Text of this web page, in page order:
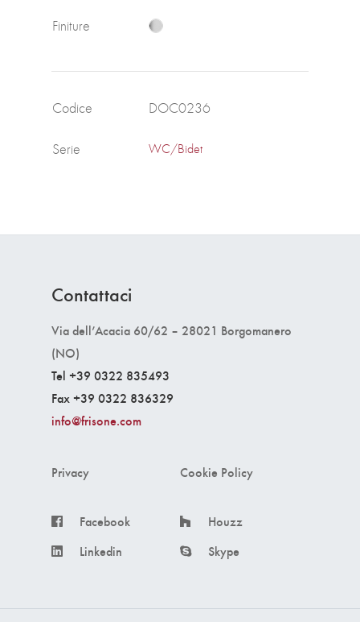
Finiture
Codice DOC0236
Serie WC/Bidet
Contattaci
Via dell’Acacia 60/62 – 28021 Borgomanero
(NO)
Tel +39 0322 835493
Fax +39 0322 836329
info@frisone.com
Privacy Cookie Policy
Facebook
Houzz
Linkedin
Skype